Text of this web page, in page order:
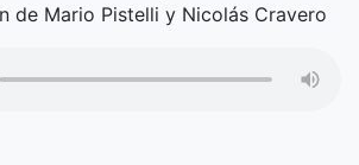
de Mario Pistelli y Nicolás Cravero